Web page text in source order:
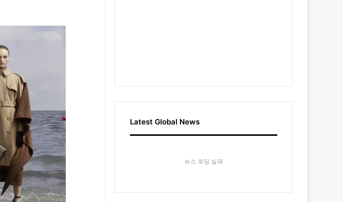
Latest Global News
뉴스 로딩 실패